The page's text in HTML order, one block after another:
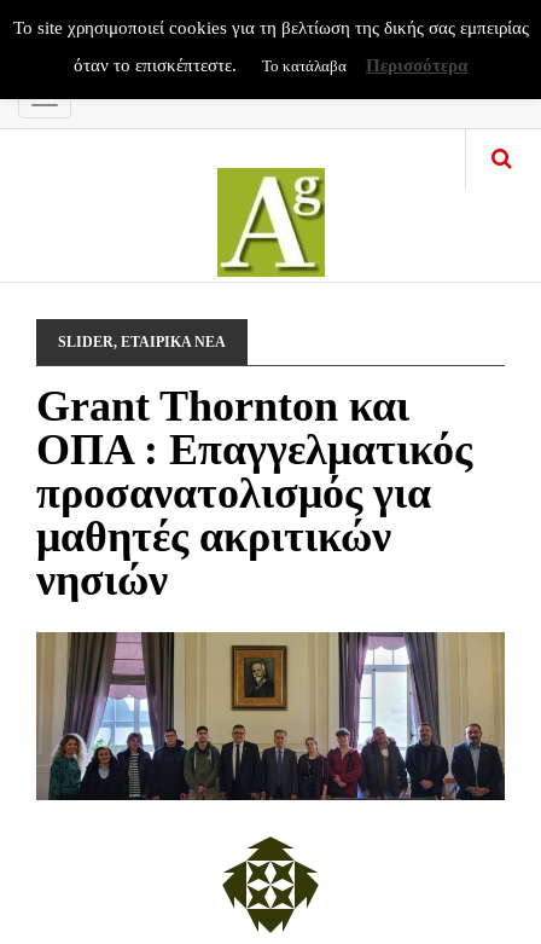
Menu
SLIDER, ΕΤΑΙΡΙΚΑ ΝΕΑ
Grant Thornton και
ΟΠΑ : Επαγγελματικός
προσανατολισμός για
μαθητές ακριτικών
νησιών
To site χρησιμοποιεί cookies για τη βελτίωση της δικής σας εμπειρίας
όταν το επισκέπτεστε.
Το κατάλαβα Περισσότερα